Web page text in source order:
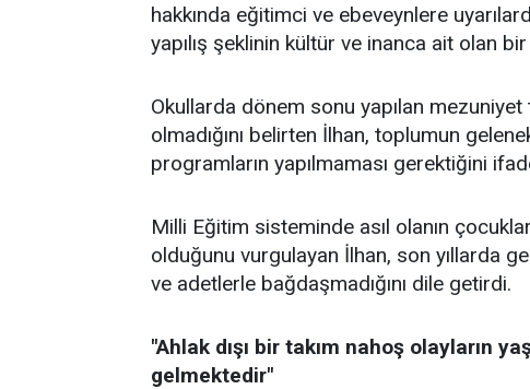
hakkında eğitimci ve ebeveynlere
yapılış şeklinin kültür ve inanca ait olan
Okullarda dönem sonu yapılan
olmadığını belirten İlhan, toplumun
programların yapılmaması gerektiğini
Milli Eğitim sisteminde asıl olanın
olduğunu vurgulayan İlhan, son yıllarda
ve adetlerle bağdaşmadığını dile getirdi.
"Ahlak dışı bir takım nahoş olayların
gelmektedir"